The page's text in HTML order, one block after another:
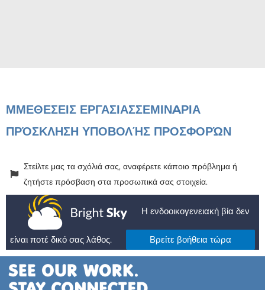
ΜΜΕΘΕΣΕΙΣ ΕΡΓΑΣΙΑΣΣΕΜΙΝAΡΙΑ
ΠΡΌΣΚΛΗΣΗ ΥΠΟΒΟΛΉΣ ΠΡΟΣΦΟΡΏΝ
Στείλτε μας τα σχόλιά σας, αναφέρετε κάποιο πρόβλημα ή
ζητήστε πρόσβαση στα προσωπικά σας στοιχεία.
Η ενδοοικογενειακή βία δεν
είναι ποτέ δικό σας λάθος. Βρείτε βοήθεια τώρα